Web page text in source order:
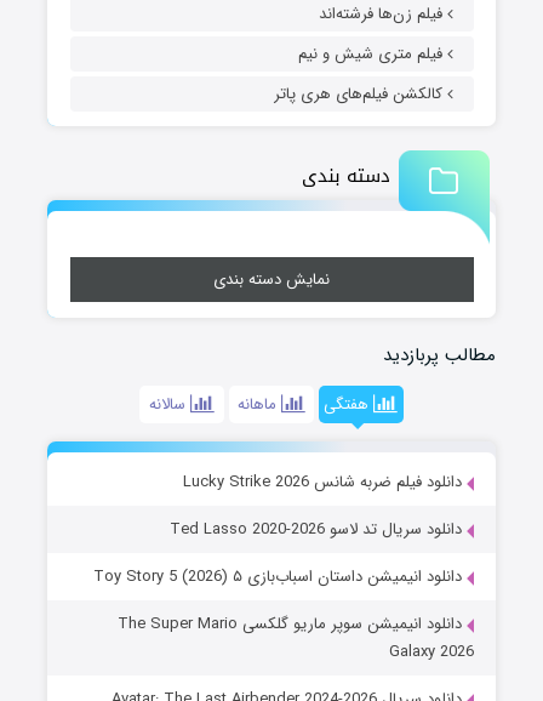
فیلم زن‌ها فرشته‌اند
فیلم متری شیش و نیم
کالکشن فیلم‌های هری پاتر
دسته بندی
نمایش دسته بندی
مطالب پربازدید
هفتگی ماهانه سالانه
دانلود فیلم ضربه شانس Lucky Strike 2026
دانلود سریال تد لاسو Ted Lasso 2020-2026
دانلود انیمیشن داستان اسباب‌بازی ۵ Toy Story 5 (2026)
دانلود انیمیشن سوپر ماریو گلکسی The Super Mario
Galaxy 2026